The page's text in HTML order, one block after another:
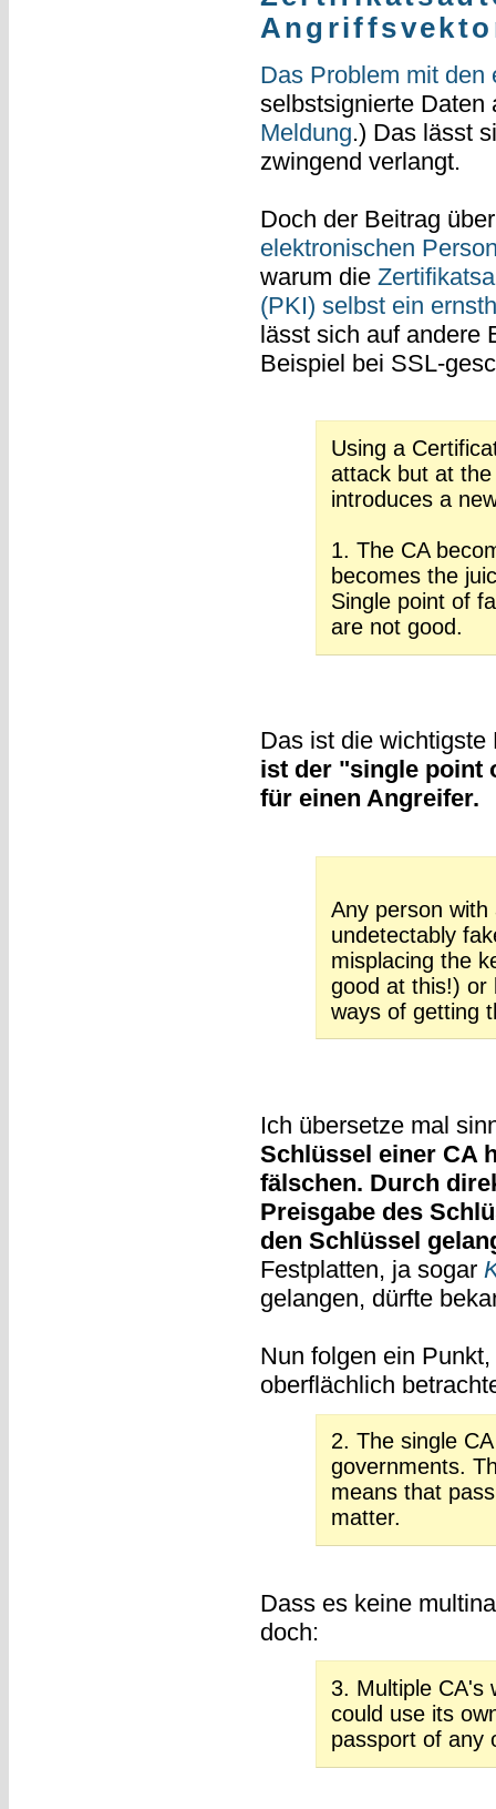
Das Problem mit den
selbstsignierte
Meldung.) Das lässt
zwingend verlangt.
Doch der Beitrag
elektronischen
warum die
(PKI) selbst ein
lässt sich auf andere
Beispiel bei SSL-
Using a
attack but at
introduces a
1. The CA
becomes the
Single point of
are not good.
Das ist die
ist der "single point
für einen Angreifer.
Any person
undetectably
misplacing the
good at this!) or
ways of getting
Ich übersetze mal
Schlüssel einer CA
fälschen. Durch
Preisgabe des
den Schlüssel
Festplatten, ja sogar
gelangen, dürfte
Nun folgen ein
oberflächlich
2. The single
governments.
means that
matter.
Dass es keine
doch:
3. Multiple CA's
could use its
passport of any